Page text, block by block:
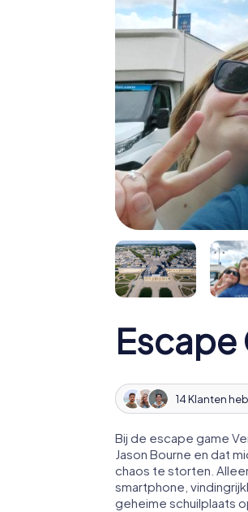
Escape
14 Klanten
Bij de escape game
Jason Bourne en dat
chaos te storten.
smartphone,
geheime schuilplaats